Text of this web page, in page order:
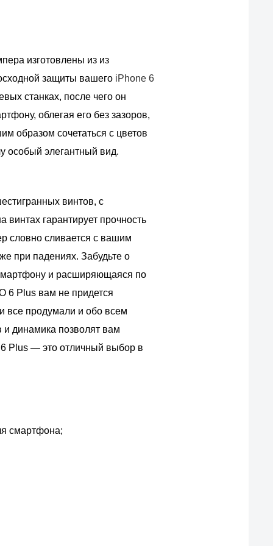
изготовлены из из
защиты вашего iPhone 6
станках, после чего он
облегая его без зазоров,
образом сочетаться с цветов
особый элегантный вид.
винтов, с
гарантирует прочность
словно сливается с вашим
при падениях. Забудьте о
и расширяющаяся по
6 Plus вам не придется
все продумали и обо всем
и динамика позволят вам
Plus — это отличный выбор в
смартфона;